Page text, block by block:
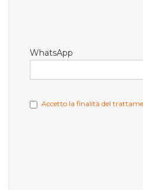
WhatsApp
Accetto la finalità del